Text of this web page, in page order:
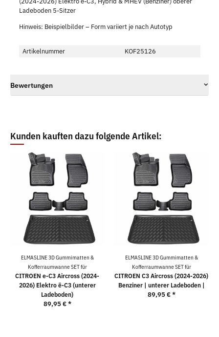
Ladeboden 5-Sitzer
Hinweis: Beispielbilder – Form variiert je nach Autotyp
Artikelnummer KOF25126
Bewertungen
Kunden kauften dazu folgende Artikel:
ELMASLINE 3D Gummimatten &
Kofferraumwanne SET für
CITROEN e-C3 Aircross (2024-
2026) Elektro ë-C3 (unterer
Ladeboden)
89,95 €*
ELMASLINE 3D Gummimatten &
Kofferraumwanne SET für
CITROEN C3 Aircross (2024-2026)
Benziner | unterer Ladeboden |
89,95 €*